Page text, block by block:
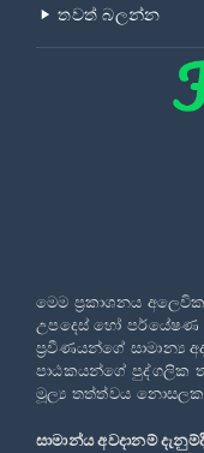
තවත් බලන්න
මෙම ප්‍රකාශනය
උපදෙස් හෝ
ප්‍රවීණයන්ගේ
පාඨකයන්ගේ පුද්ගලික
මූල්‍ය තත්ත්වය
සාමාන්ය අවදානම්